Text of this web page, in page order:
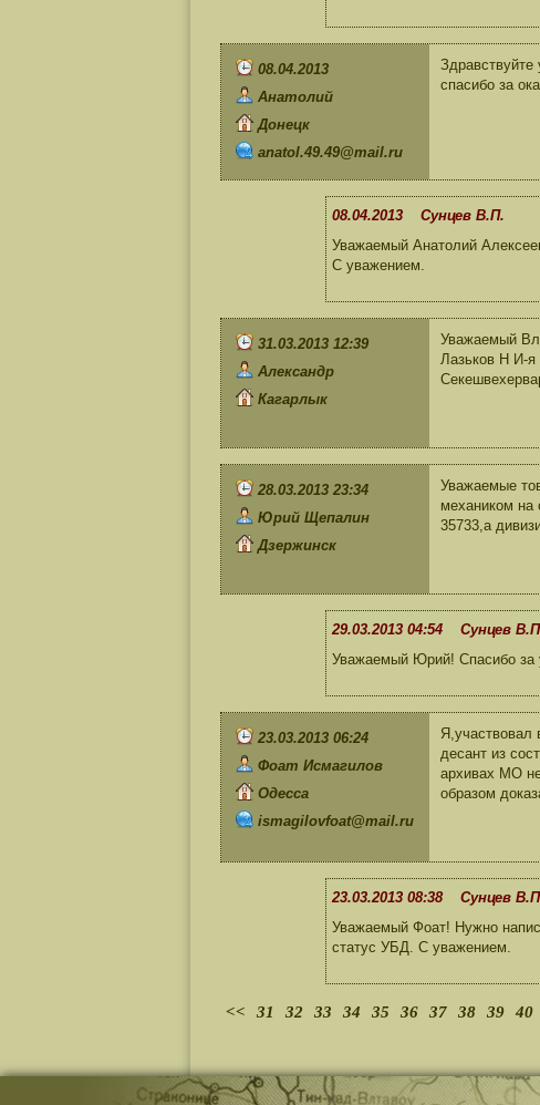
08.04.2013
Анатолий
Донецк
anatol.49.49@mail.ru
спасибо за
08.04.2013 Сунцев В.П.
Уважаемый Анатолий
С уважением.
31.03.2013 12:39
Александр
Кагарлык
Уважаемый
Лазьков Н И-я
28.03.2013 23:34
Юрий Щепалин
Дзержинск
Уважаемые
механиком на
35733,а
29.03.2013 04:54 Сунцев
Уважаемый Юрий! Спасибо за
23.03.2013 06:24
Фоат Исмагилов
Одесса
ismagilovfoat@mail.ru
Я,участвовал
десант из
архивах МО
образом
23.03.2013 08:38 Сунцев
Уважаемый Фоат! Нужно
статус УБД. С уважением.
<< 31 32 33 34 35 36 37 38 39 40